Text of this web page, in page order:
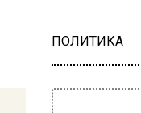
ПОЛИТИКА